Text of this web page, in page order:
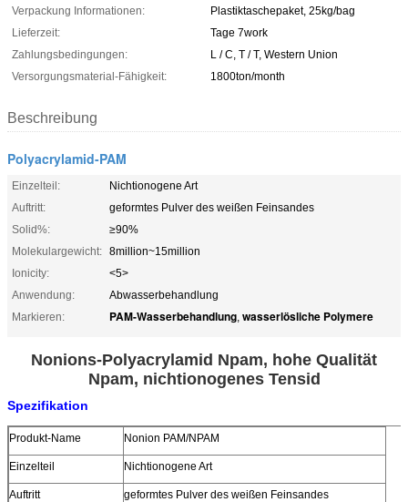
Verpackung Informationen:
Plastiktaschepaket, 25kg/bag
Lieferzeit:
Tage 7work
Zahlungsbedingungen:
L / C, T / T, Western Union
Versorgungsmaterial-Fähigkeit:
1800ton/month
Beschreibung
Polyacrylamid-PAM
Einzelteil:
Nichtionogene Art
Auftritt:
geformtes Pulver des weißen Feinsandes
Solid%:
≥90%
Molekulargewicht: 8million~15million
Ionicity:
<5>
Anwendung:
Abwasserbehandlung
Markieren:
PAM-Wasserbehandlung, wasserlösliche Polymere
Nonions-Polyacrylamid Npam, hohe Qualität
Npam, nichtionogenes Tensid
Spezifikation
Produkt-Name Nonion PAM/NPAM
Einzelteil Nichtionogene Art
Auftritt geformtes Pulver des weißen Feinsandes